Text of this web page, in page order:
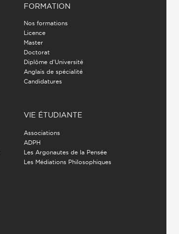
FORMATION
Nos formations
Licence
Master
Doctorat
Diplôme d'Université
Anglais de spécialité
Candidatures
VIE ÉTUDIANTE
Associations
ADPH
Les Argonautes de la Pensée
Les Médiations Philosophiques